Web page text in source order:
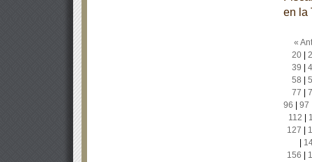
en la
«
20|
39
58
77
96
97
112
127
156